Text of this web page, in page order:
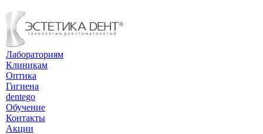
Лабораториям
Клиникам
Оптика
Гигиена
dentego
Обучение
Контакты
Акции